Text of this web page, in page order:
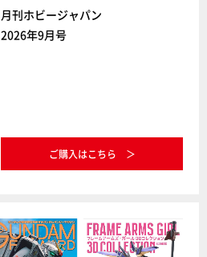
月刊ホビージャパン
2026年9月号
ご購入はこちら